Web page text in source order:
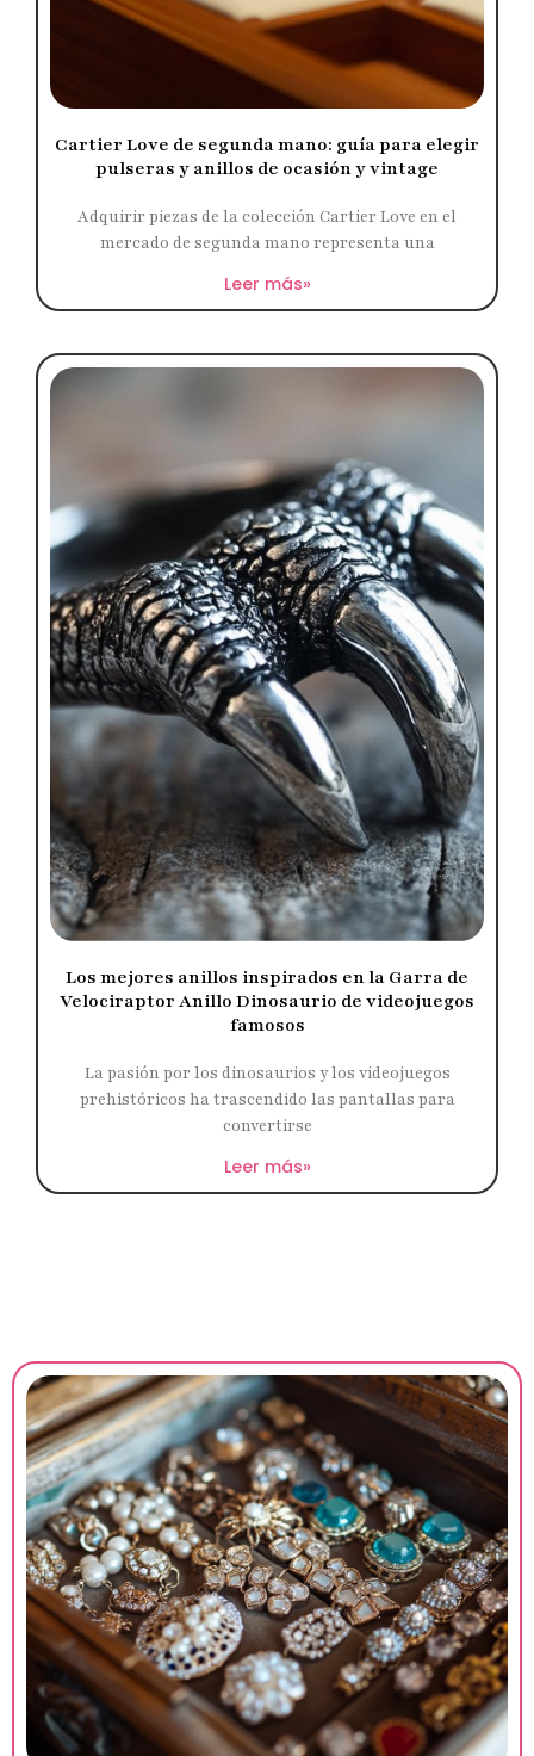
Cartier Love de segunda mano: guía para elegir
pulseras y anillos de ocasión y vintage
Adquirir piezas de la colección Cartier Love en el
mercado de segunda mano representa una
Leer más»
Los mejores anillos inspirados en la Garra de
Velociraptor Anillo Dinosaurio de videojuegos
famosos
La pasión por los dinosaurios y los videojuegos
prehistóricos ha trascendido las pantallas para
convertirse
Leer más»